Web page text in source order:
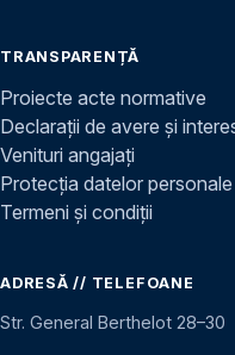
TRANSPARENȚĂ
Proiecte acte normative
Declarații de avere și
Venituri angajați
Protecția datelor personale
Termeni și condiții
ADRESĂ // TELEFOANE
Str. General Berthelot 28–30